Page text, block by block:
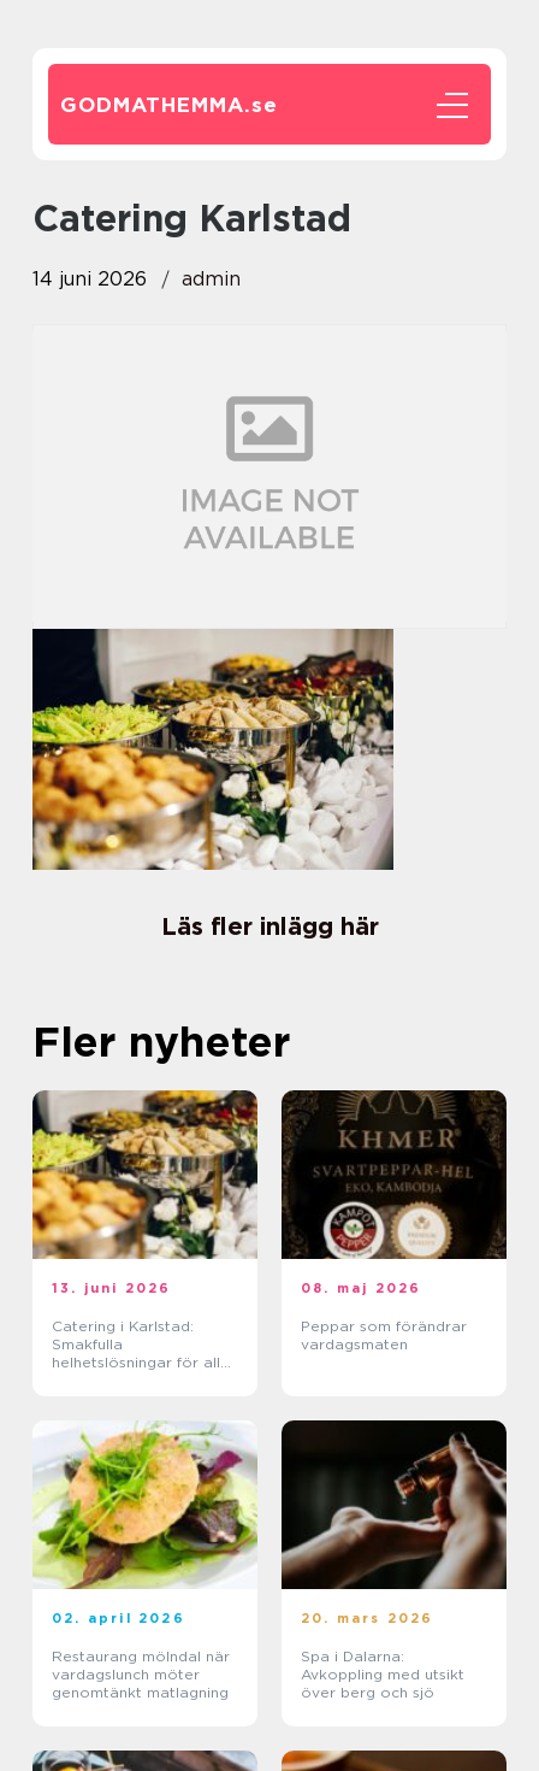
GODMATHEMMA.se
Catering Karlstad
14 juni 2026 admin
Läs fler inlägg här
Fler nyheter
13. juni 2026
Catering i Karlstad:
Smakfulla
helhetslösningar för alla
08. maj 2026
Peppar som förändrar
vardagsmaten
02. april 2026
Restaurang mölndal när
vardagslunch möter
genomtänkt matlagning
20. mars 2026
Spa i Dalarna:
Avkoppling med utsikt
över berg och sjö